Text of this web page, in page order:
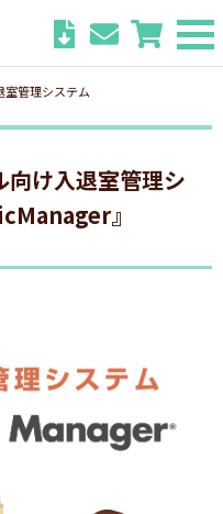
室管理システム
け入退室管理シ
』